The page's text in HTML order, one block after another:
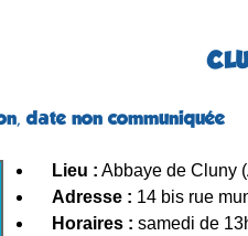
date non communiquée
Lieu : Abbaye de Cluny
Adresse : 14 bis rue
Horaires : samedi de